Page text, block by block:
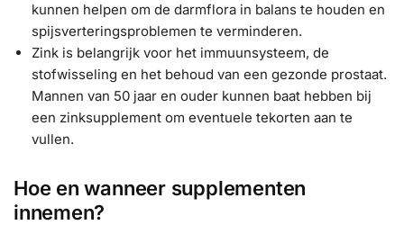
kunnen helpen om de darmflora in balans te houden en
spijsverteringsproblemen te verminderen.
Zink is belangrijk voor het immuunsysteem, de
stofwisseling en het behoud van een gezonde prostaat.
Mannen van 50 jaar en ouder kunnen baat hebben bij
een zinksupplement om eventuele tekorten aan te
vullen.
Hoe en wanneer supplementen
innemen?